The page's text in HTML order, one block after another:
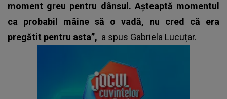
moment greu pentru dânsul. Așteaptă momentul
ca probabil mâine să o vadă, nu cred că era
pregătit pentru asta”, a spus Gabriela Lucuțar.